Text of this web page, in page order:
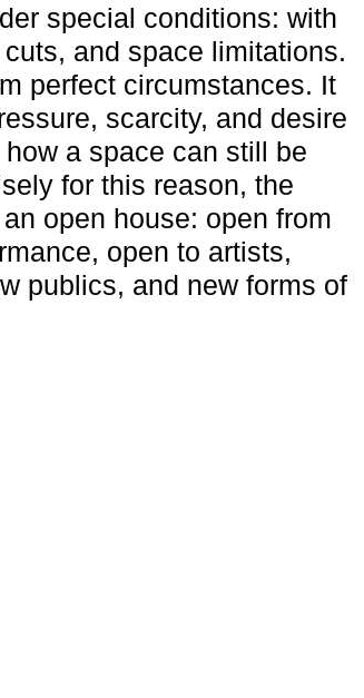
special conditions: with
and space limitations.
perfect circumstances. It
scarcity, and desire
a space can still be
for this reason, the
open house: open from
open to artists,
publics, and new forms of